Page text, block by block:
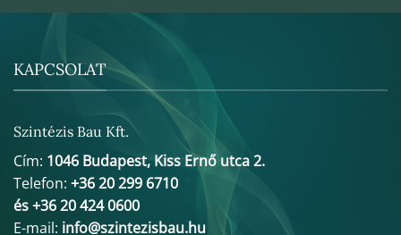
KAPCSOLAT
Szintézis Bau Kft.
Cím: 1046 Budapest, Kiss Ernő utca 2.
Telefon: +36 20 299 6710
és +36 20 424 0600
E-mail: info@szintezisbau.hu